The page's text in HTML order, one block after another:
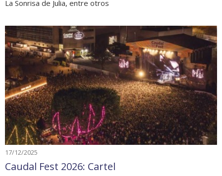
La Sonrisa de Julia, entre otros
17/12/2025
Caudal Fest 2026: Cartel